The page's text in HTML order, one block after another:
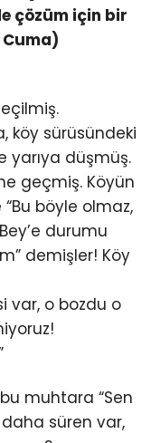
çözüm için bir
köy sürüsündeki
yarıya düşmüş.
geçmiş. Köyün
“Bu böyle olmaz,
durumu
demişler! Köy
var, o bozdu o
muhtara “Sen
süren var,